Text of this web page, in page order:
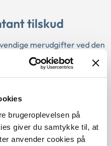
brugeroplevelsen på
giver du samtykke til, at
anvender cookies på
tilskud
merudgifter ved den
ydelser
ophold i